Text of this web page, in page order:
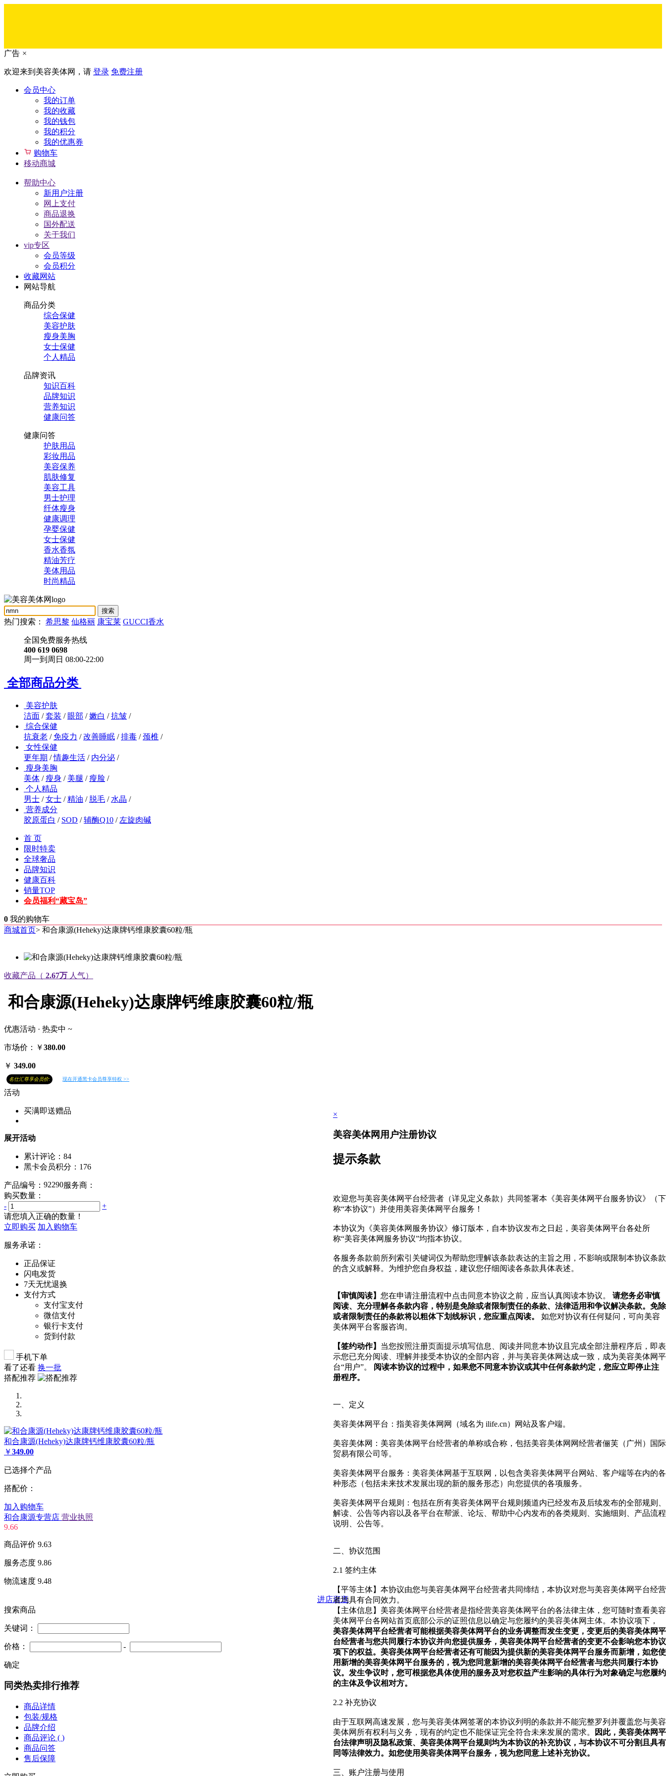
广告 ×
欢迎来到美容美体网，请 登录 免费注册
会员中心
我的订单
我的收藏
我的钱包
我的积分
我的优惠券
购物车
移动商城
帮助中心
新用户注册
网上支付
商品退换
国外配送
关于我们
vip专区
会员等级
会员积分
收藏网站
网站导航
商品分类
综合保健
美容护肤
瘦身美胸
女士保健
个人精品
品牌资讯
知识百科
品牌知识
营养知识
健康问答
健康问答
护肤用品
彩妆用品
美容保养
肌肤修复
美容工具
男士护理
纤体瘦身
健康调理
孕婴保健
女士保健
香水香氛
精油芳疗
美体用品
时尚精品
热门搜索： 希思黎 仙格丽 康宝莱 GUCCI香水
全国免费服务热线
400 619 0698
周一到周日 08:00-22:00
全部商品分类
美容护肤
洁面 /套装 / 眼部 /嫩白 /抗皱 /
综合保健
抗衰老 / 免疫力 /改善睡眠 /排毒 /颈椎 /
女性保健
更年期 /情趣生活 / 内分泌 /
瘦身美胸
美体 /瘦身 / 美腿 /瘦脸 /
个人精品
男士 /女士 /精油 / 脱毛 / 水晶 /
营养成分
胶原蛋白 / SOD /辅酶Q10 / 左旋肉碱
首 页
限时特卖
全球奢品
品牌知识
健康百科
销量TOP
会员福利“藏宝岛”
0 我的购物车
商城首页> 和合康源(Heheky)达康牌钙维康胶囊60粒/瓶
收藏产品（ 2.67万 人气）
和合康源(Heheky)达康牌钙维康胶囊60粒/瓶
优惠活动 · 热卖中 ~
市场价：￥380.00
￥ 349.00
名仕汇尊享会员价: 现在开通黑卡会员尊享特权 >>
活动
买满即送赠品
展开活动
累计评论： 84
黑卡会员积分： 176
产品编号： 92290服务商：
购买数量：
-
+
请您填入正确的数量！
立即购买 加入购物车
服务承诺：
正品保证
闪电发货
7天无忧退换
支付方式
支付宝支付
微信支付
银行卡支付
货到付款
手机下单
看了还看 换一批
搭配推荐
和合康源(Heheky)达康牌钙维康胶囊60粒/瓶
￥349.00
已选择个产品
搭配价：
加入购物车
和合康源专营店 营业执照
9.66
商品评价 9.63
服务态度 9.86
物流速度 9.48
进店逛逛
搜索商品
关键词：
价格： -
确定
同类热卖排行推荐
商品详情
包装/规格
品牌介绍
商品评论 ( )
商品问答
售后保障
×
美容美体网用户注册协议
提示条款
欢迎您与美容美体网平台经营者（详见定义条款）共同签署本《美容美体网平台服务协议》（下
称“本协议”）并使用美容美体网平台服务！
本协议为《美容美体网服务协议》修订版本，自本协议发布之日起，美容美体网平台各处所
称“美容美体网服务协议”均指本协议。
各服务条款前所列索引关键词仅为帮助您理解该条款表达的主旨之用，不影响或限制本协议条款
的含义或解释。为维护您自身权益，建议您仔细阅读各条款具体表述。
【审慎阅读】 您在申请注册流程中点击同意本协议之前，应当认真阅读本协议。 请您务必审慎
阅读、充分理解各条款内容，特别是免除或者限制责任的条款、法律适用和争议解决条款。免除
或者限制责任的条款将以粗体下划线标识，您应重点阅读。
如您对协议有任何疑问，可向美容
美体网平台客服咨询。
【签约动作】 当您按照注册页面提示填写信息、阅读并同意本协议且完成全部注册程序后，即表
示您已充分阅读、理解并接受本协议的全部内容，并与美容美体网达成一致，成为美容美体网平
台“用户”。 阅读本协议的过程中，如果您不同意本协议或其中任何条款约定，您应立即停止注
册程序。
一、定义
美容美体网平台：指美容美体网网（域名为 ilife.cn）网站及客户端。
美容美体网：美容美体网平台经营者的单称或合称，包括美容美体网网经营者俪芙（广州）国际
贸易有限公司等。
美容美体网平台服务：美容美体网基于互联网，以包含美容美体网平台网站、客户端等在内的各
种形态（包括未来技术发展出现的新的服务形态）向您提供的各项服务。
美容美体网平台规则：包括在所有美容美体网平台规则频道内已经发布及后续发布的全部规则、
解读、公告等内容以及各平台在帮派、论坛、帮助中心内发布的各类规则、实施细则、产品流程
说明、公告等。
二、协议范围
2.1 签约主体
【平等主体】本协议由您与美容美体网平台经营者共同缔结，本协议对您与美容美体网平台经营
者均具有合同效力。
【主体信息】美容美体网平台经营者是指经营美容美体网平台的各法律主体，您可随时查看美容
美体网平台各网站首页底部公示的证照信息以确定与您履约的美容美体网主体。本协议项下，
美容美体网平台经营者可能根据美容美体网平台的业务调整而发生变更，变更后的美容美体网平
台经营者与您共同履行本协议并向您提供服务，美容美体网平台经营者的变更不会影响您本协议
项下的权益。美容美体网平台经营者还有可能因为提供新的美容美体网平台服务而新增，如您使
用新增的美容美体网平台服务的，视为您同意新增的美容美体网平台经营者与您共同履行本协
议。发生争议时，您可根据您具体使用的服务及对您权益产生影响的具体行为对象确定与您履约
的主体及争议相对方。
2.2 补充协议
由于互联网高速发展，您与美容美体网签署的本协议列明的条款并不能完整罗列并覆盖您与美容
美体网所有权利与义务，现有的约定也不能保证完全符合未来发展的需求。
因此，美容美体网平
台法律声明及隐私政策、美容美体网平台规则均为本协议的补充协议，与本协议不可分割且具有
同等法律效力。如您使用美容美体网平台服务，视为您同意上述补充协议。
三、账户注册与使用